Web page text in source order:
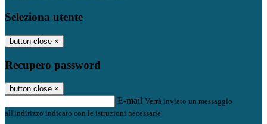
Seleziona utente
button close ×
Recupero password
button close ×
E-mail Verrà inviato un messaggio
all'indirizzo indicato con le istruzioni necessarie.